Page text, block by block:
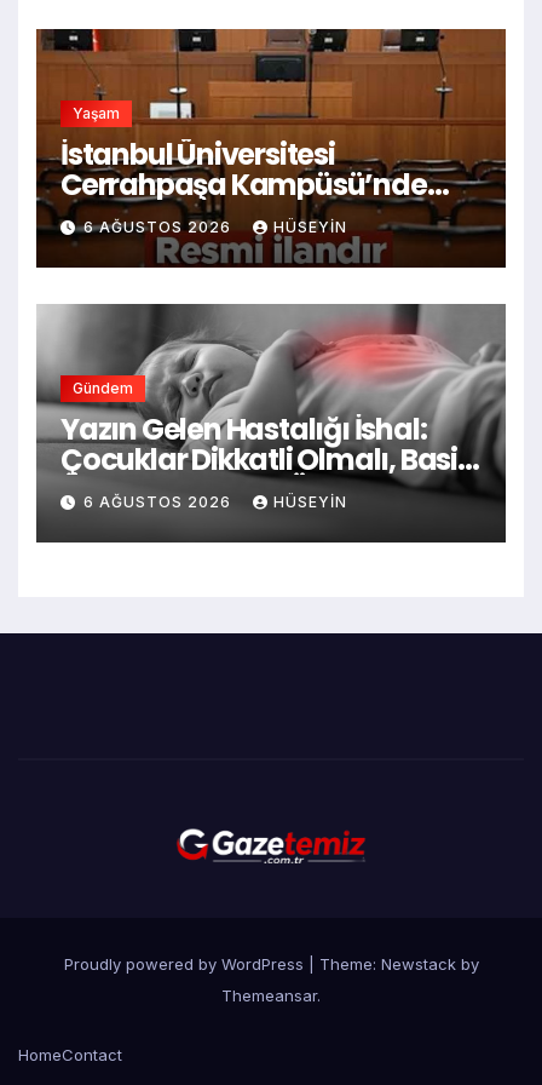
Yaşam
İstanbul Üniversitesi
Cerrahpaşa Kampüsü’nde
Akademik Yönetim Yapısı
Güncelleniyor
6 AĞUSTOS 2026 HÜSEYIN
Gündem
Yazın Gelen Hastalığı İshal:
Çocuklar Dikkatli Olmalı, Basit
Önlemler Hayati Önem Taşıyor
6 AĞUSTOS 2026 HÜSEYIN
Proudly powered by WordPress Theme: Newstackby
Themeansar.
HomeContact